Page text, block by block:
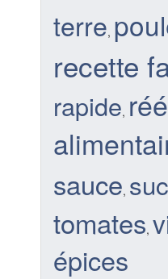
terre,
recette
rapide,
sauce,
tomates,
épices